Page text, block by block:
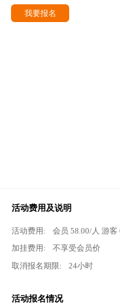
我要报名
活动费用及说明
活动费用: 会员58.00/人 游客
加挂费用:
不享受会员价
取消报名期限:
24小时
活动报名情况